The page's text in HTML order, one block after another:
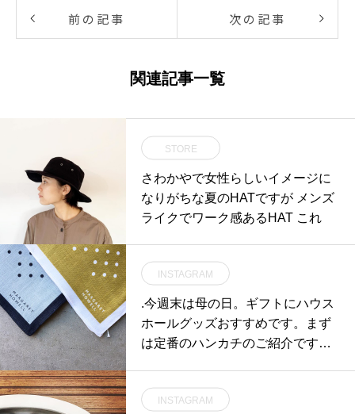
前の記事 次の記事
関連記事一覧
STORE
さわかやで女性らしいイメージに
なりがちな夏のHATですが メンズ
ライクでワーク感あるHAT これ
INSTAGRAM
.今週末は母の日。ギフトにハウス
ホールグッズおすすめです。まず
は定番のハンカチのご紹介です。
ハンカチ。職人さんが1枚1枚プリ
INSTAGRAM